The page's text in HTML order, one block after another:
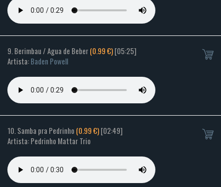
9. Berimbau / Agua de Beber(0.99 €)[05:25]
Artista:Baden Powell
10. Samba pra Pedrinho (0.99 €)[02:49]
Artista: Pedrinho Mattar Trio